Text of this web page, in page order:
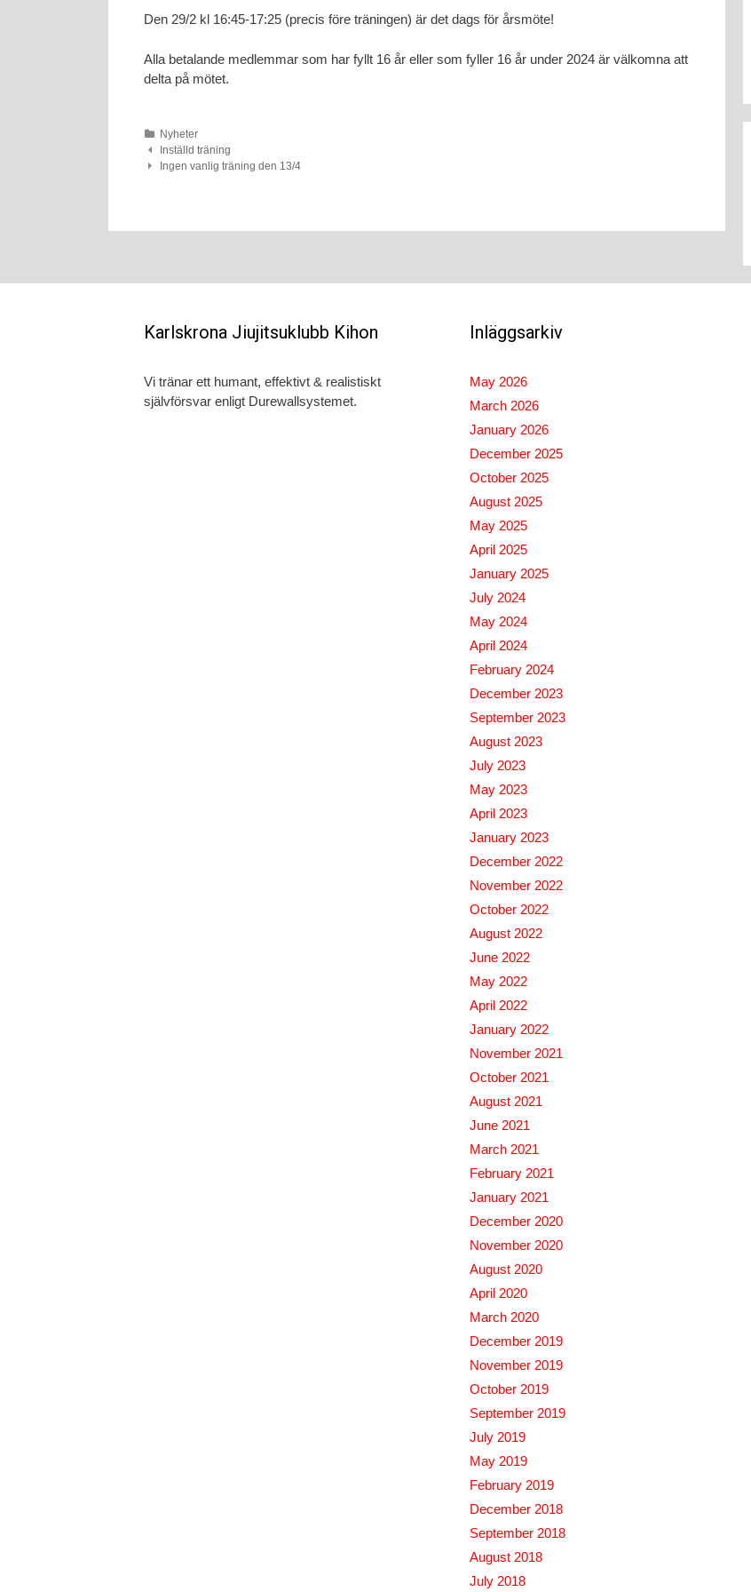
Den 29/2 kl 16:45-17:25 (precis före träningen) är det dags för årsmöte!
Alla betalande medlemmar som har fyllt 16 år eller som fyller 16 år under 2024 är välkomna att
delta på mötet.
Nyheter
Post
Inställd träning
Ingen vanlig träning den 13/4
Karlskrona Jiujitsuklubb Kihon
Vi tränar ett humant, effektivt & realistiskt
självförsvar enligt Durewallsystemet.
Inläggsarkiv
May 2026
March 2026
January 2026
December 2025
October 2025
August 2025
May 2025
April 2025
January 2025
July 2024
May 2024
April 2024
February 2024
December 2023
September 2023
August 2023
July 2023
May 2023
April 2023
January 2023
December 2022
November 2022
October 2022
August 2022
June 2022
May 2022
April 2022
January 2022
November 2021
October 2021
August 2021
June 2021
March 2021
February 2021
January 2021
December 2020
November 2020
August 2020
April 2020
March 2020
December 2019
November 2019
October 2019
September 2019
July 2019
May 2019
February 2019
December 2018
September 2018
August 2018
July 2018